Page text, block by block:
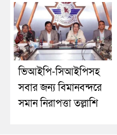
ভিআইপি-সিআইপিসহ
সবার জন্য বিমানবন্দরে
সমান নিরাপত্তা তল্লাশি